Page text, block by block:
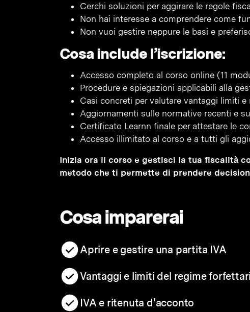
Cerchi soluzioni per aggirare le regole
Non hai interesse a comprendere come
Non vuoi gestire neppure le basi e
Cosa include l’iscrizione:
Accesso completo al corso online (11
Procedure e spiegazioni applicabili alla
Casi concreti per valutare vantaggi limiti
Aggiornamenti sulle normative recenti e
Certificato Learnn finale per attestare le
Accesso illimitato al corso e a tutti gli
Inizia ora il corso e gestisci la tua fiscalità
metodo che ti permette di prendere
Cosa imparerai
Aprire e gestire una partita IVA
Vantaggi e limiti del regime
IVA e ritenuta d'acconto